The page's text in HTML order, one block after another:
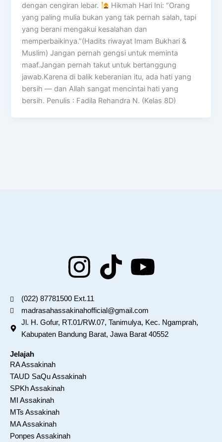
dengan cengiran lebar.
Hikmah Hari Ini: “Orang
yang paling mulia bukan yang tak pernah salah, tapi
yang berani mengakui kesalahan dan
memperbaikinya.”(Hadits riwayat Imam Bukhari &
Muslim) Jangan pernah gengsi untuk meminta
maaf.Jangan pernah takut untuk bertanggung
jawab.Karena di balik keberanian itu, ada hati yang
bersih — dan Allah sangat mencintai hati yang
bersih. Penulis : Fadila Rehandra N. (Kelas 8D)
I
n
s
t
a
T
k
t
Y
u
t
(022) 87781500 Ext.11
madrasahassakinahofficial@gmail.com
Jl. H. Gofur, RT.01/RW.07, Tanimulya, Kec. Ngamprah,
Kabupaten Bandung Barat, Jawa Barat 40552
Jelajah
RA Assakinah
TAUD SaQu Assakinah
SPKh Assakinah
MI Assakinah
MTs Assakinah
MA Assakinah
Ponpes Assakinah